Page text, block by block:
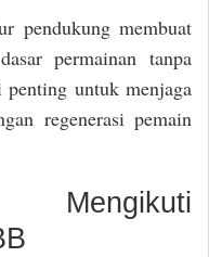
pendukung membuat
permainan tanpa
untuk menjaga
regenerasi pemain